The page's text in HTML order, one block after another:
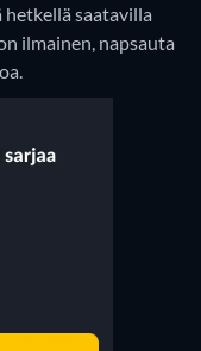
saatavilla
ilmainen, napsauta